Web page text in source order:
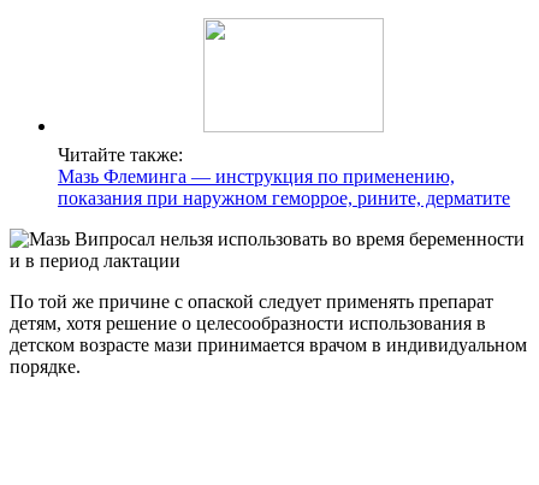
Читайте также:
Мазь Флеминга — инструкция по применению,
показания при наружном геморрое, рините, дерматите
По той же причине с опаской следует применять препарат
детям, хотя решение о целесообразности использования в
детском возрасте мази принимается врачом в индивидуальном
порядке.